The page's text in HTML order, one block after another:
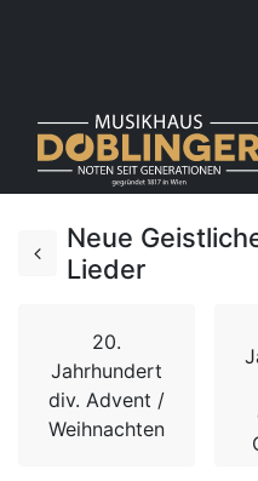
Neue
Lieder
20.
Jahrhundert
div. Advent /
Weihnachten